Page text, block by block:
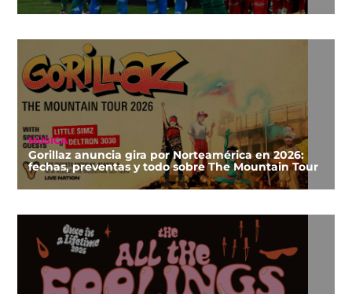
MÚSICA
Gorillaz anuncia gira por Norteamérica en 2026:
fechas, preventas y todo sobre The Mountain Tour